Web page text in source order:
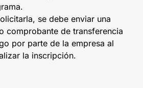
se debe enviar una
comprobante de transferencia
por parte de la empresa al
la inscripción.